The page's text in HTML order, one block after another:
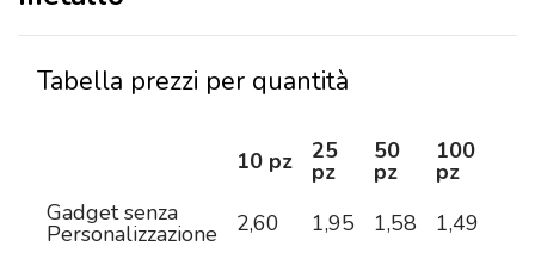
Tabella prezzi per quantità
10 pz 25
pz
50
pz
100
pz
Gadget senza
Personalizzazione 2,60 1,95 1,58 1,49